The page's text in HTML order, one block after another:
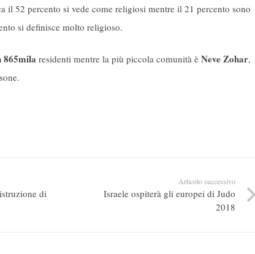
il 52 percento si vede come religiosi mentre il 21 percento sono
si definisce molto religioso.
865mila residenti mentre la più piccola comunità è Neve Zohar,
di
Articolo successivo
Israele ospiterà gli europei di Judo
2018